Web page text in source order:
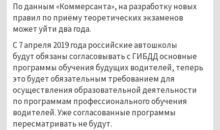
По данным «Коммерсанта», на разработку новых
правил по приёму теоретических экзаменов
может уйти два года.
С 7 апреля 2019 года российские автошколы
будут обязаны согласовывать с ГИБДД основные
программы обучения будущих водителей, теперь
это будет обязательным требованием для
осуществления образовательной деятельности
по программам профессионального обучения
водителей. Уже согласованные программы
пересматривать не будут.